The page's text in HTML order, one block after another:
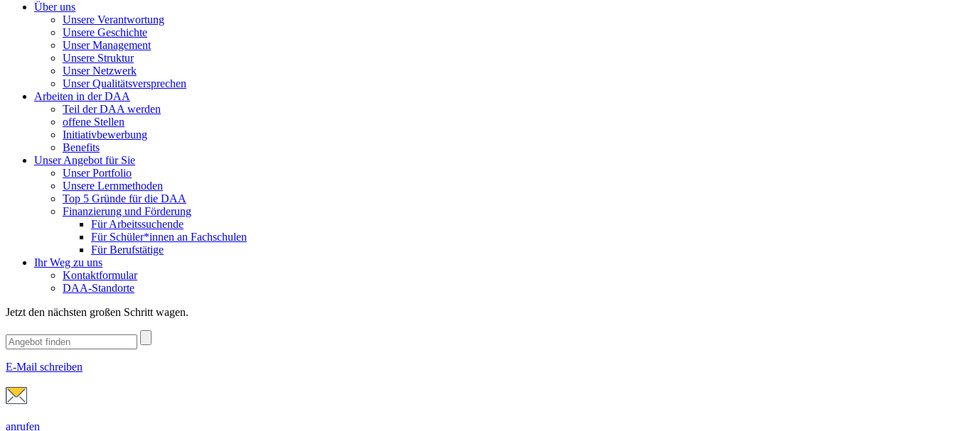
Über uns
Unsere Verantwortung
Unsere Geschichte
Unser Management
Unsere Struktur
Unser Netzwerk
Unser Qualitätsversprechen
Arbeiten in der DAA
Teil der DAA werden
offene Stellen
Initiativbewerbung
Benefits
Unser Angebot für Sie
Unser Portfolio
Unsere Lernmethoden
Top 5 Gründe für die DAA
Finanzierung und Förderung
Für Arbeitssuchende
Für Schüler*innen an Fachschulen
Für Berufstätige
Ihr Weg zu uns
Kontaktformular
DAA-Standorte
Jetzt den nächsten großen Schritt wagen.
E-Mail schreiben
anrufen